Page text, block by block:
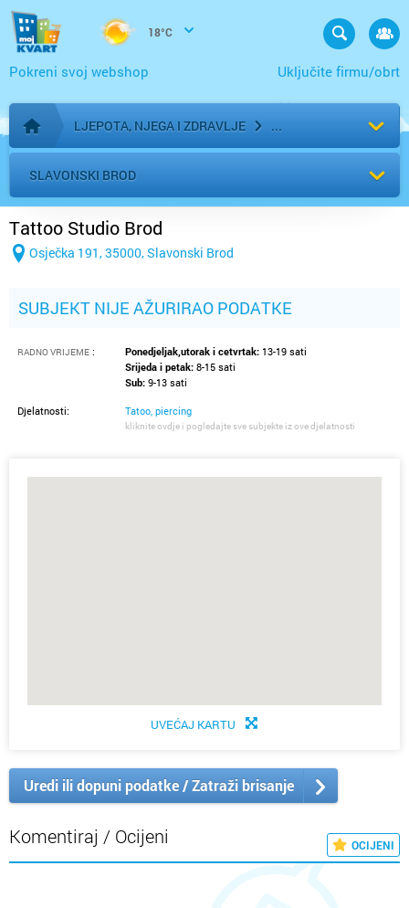
18°C
Uključite firmu/obrt
Pokreni svoj webshop
Početna stranica
LJEPOTA, NJEGA I ZDRAVLJE
SLAVONSKI BROD
Tattoo Studio Brod
Osječka 191, 35000, Slavonski Brod
SUBJEKT NIJE AŽURIRAO PODATKE
RADNO VRIJEME: Ponedjeljak,utorak i cetvrtak:13-19 sati
Srijeda i petak:8-15 sati
Sub:9-13 sati
Djelatnosti: Tatoo, piercing
kliknite ovdje i pogledajte sve subjekte iz ove djelatnosti
UVEĆAJ KARTU
Uredi ili dopuni podatke / Zatraži brisanje
Komentiraj / Ocijeni OCIJENI